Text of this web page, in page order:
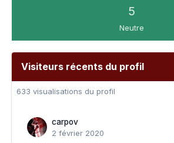
5
Neutre
Visiteurs récents du profil
633 visualisations du profil
carpov
2 février 2020